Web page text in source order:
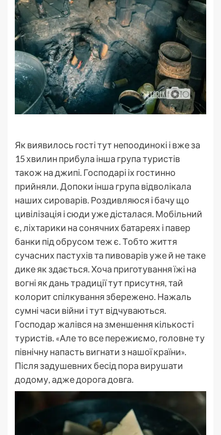
Як виявилось гості тут непоодинокі і вже за
15 хвилин прибула інша група туристів
також на джипі. Господарі іх гостинно
прийняли. Допоки інша група відволікала
наших сироварів. Роздивляюся і бачу що
цивілізація і сюди уже дісталася. Мобільний
є, ліхтарики на сонячних батареях і павер
банки під обрусом теж є. Тобто життя
сучасних пастухів та пивоварів уже й не таке
дике як здається. Хоча приготування їжі на
вогні як дань традиції тут присутня, тай
колорит спілкування збережено. Нажаль
сумні часи війни і тут відчуваються.
Господар жалівся на зменшення кількості
туристів. «Але то все пережиємо, головне ту
північну напасть вигнати з нашої країни».
Після задушевних бесід пора вирушати
додому, адже дорога довга.